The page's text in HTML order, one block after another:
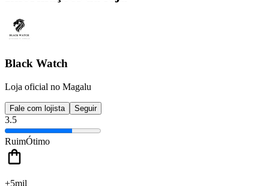
Black Watch
Loja oficial no Magalu
Fale com lojista Seguir
3.5
RuimÓtimo
+5mil